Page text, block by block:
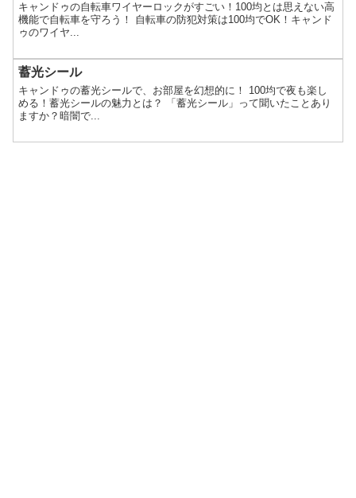
キャンドゥの自転車ワイヤーロックがすごい！100均とは思えない高
機能で自転車を守ろう！ 自転車の防犯対策は100均でOK！キャンド
ゥのワイヤ...
蓄光シール
キャンドゥの蓄光シールで、お部屋を幻想的に！ 100均で夜も楽し
める！蓄光シールの魅力とは？ 「蓄光シール」って聞いたことあり
ますか？暗闇で...